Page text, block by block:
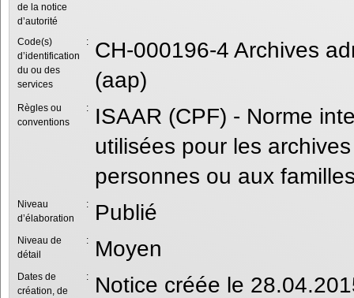
de la notice
d’autorité
Code(s)
d’identification
du ou des
services
:
CH-000196-4 Archives
(aap)
Règles ou
conventions
:
ISAAR (CPF) - Norme
utilisées pour les
personnes ou aux
Niveau
d’élaboration
: Publié
Niveau de
détail
: Moyen
Dates de
création, de
: Notice créée le